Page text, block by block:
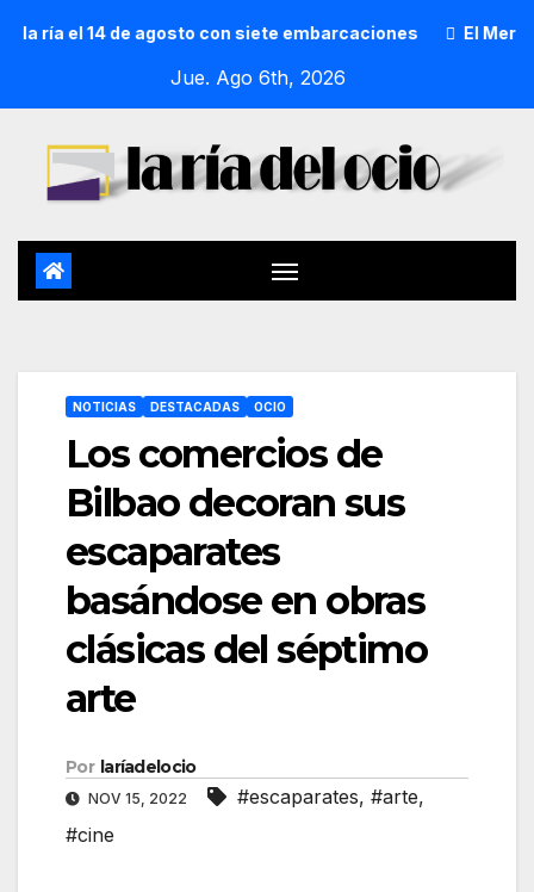
el 14 de agosto con siete embarcaciones El Mercado
Jue. Ago 6th, 2026
NOTICIAS DESTACADAS OCIO
Los comercios de
Bilbao decoran sus
escaparates
basándose en obras
clásicas del séptimo
arte
Por laríadelocio
NOV 15, 2022 #escaparates, #arte,
#cine